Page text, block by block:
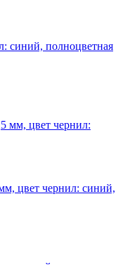
синий, полноцветная
цвет чернил: синий,